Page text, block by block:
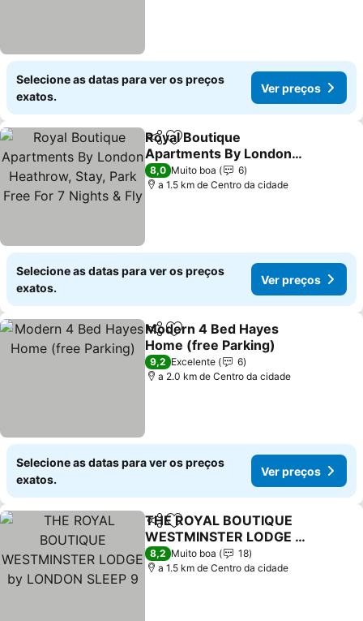
Selecione as datas para ver os preços
exatos.
Ver preços
PartilharAdicionar aos favoritos
Royal Boutique
Apartments By London
Heathrow, Stay, Park Free
For 7 Nights & Fly
Ver preços
8,0 Muito boa
6
a 1.5 km de Centro da cidade
Selecione as datas para ver os preços
exatos.
Ver preços
PartilharAdicionar aos favoritos
Modern 4 Bed Hayes
Home (free Parking)
Ver preços
9,2 Excelente
6
a 2.0 km de Centro da cidade
Selecione as datas para ver os preços
exatos.
Ver preços
PartilharAdicionar aos favoritos
THE ROYAL BOUTIQUE
WESTMINSTER LODGE by
LONDON SLEEP 9
Ver preços
8,2 Muito boa
18
a 1.5 km de Centro da cidade